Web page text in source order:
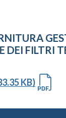
DEI FILTRI
KB)